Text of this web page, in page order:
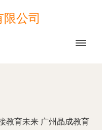
公司
教育未来 广州晶成教育